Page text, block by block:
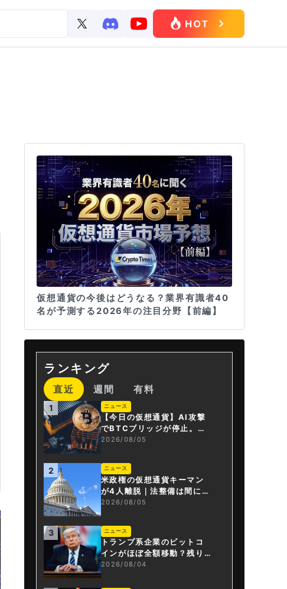
仮想通貨の今後はどうなる？業界有識者40
名が予測する2026年の注目分野【前編】
ランキング
直近 週間 有料
1 ニュース
【今日の仮想通貨】AI攻撃
でBTCブリッジが停止。金
融庁が「暗号資産・ステー
2026/08/05
2 ニュース
米政権の仮想通貨キーマン
が4人離脱｜法整備は間に合
うか
2026/08/05
3 ニュース
トランプ系企業のビットコ
インがほぼ全額移動？残り
は3.43BTCか
2026/08/04